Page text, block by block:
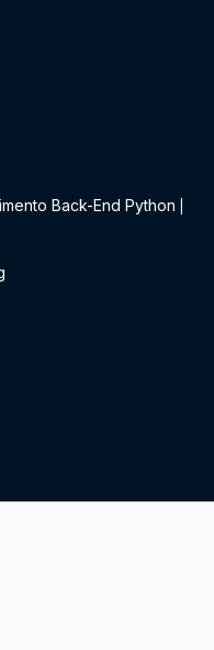
Back-End Python